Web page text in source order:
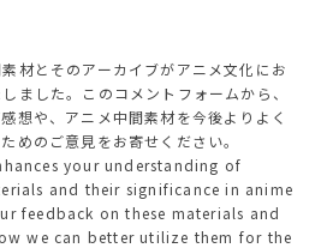
材とそのアーカイブがアニメ文化にお
ました。このコメントフォームから、
想や、アニメ中間素材を今後よりよく
めのご意見をお寄せください。
your understanding of
and their significance in anime
feedback on these materials and
we can better utilize them for the